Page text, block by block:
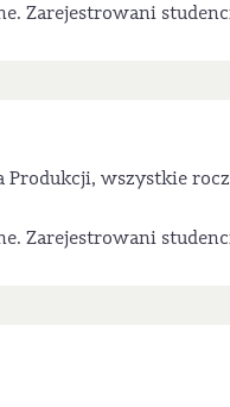
Zarejestrowani
Produkcji, wszystkie
Zarejestrowani